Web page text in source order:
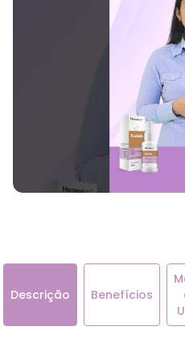
Descrição Benefícios